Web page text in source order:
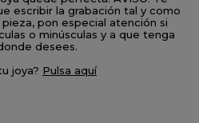
escribir la grabación tal y como
pon especial atención si
o minúsculas y a que tenga
desees.
joya? Pulsa aquí­